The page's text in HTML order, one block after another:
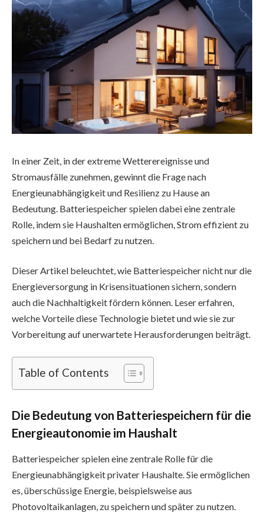
In einer Zeit, in der extreme Wetterereignisse und
Stromausfälle zunehmen, gewinnt die Frage nach
Energieunabhängigkeit und Resilienz zu Hause an
Bedeutung. Batteriespeicher spielen dabei eine zentrale
Rolle, indem sie Haushalten ermöglichen, Strom effizient zu
speichern und bei Bedarf zu nutzen.
Dieser Artikel beleuchtet, wie Batteriespeicher nicht nur die
Energieversorgung in Krisensituationen sichern, sondern
auch die Nachhaltigkeit fördern können. Leser erfahren,
welche Vorteile diese Technologie bietet und wie sie zur
Vorbereitung auf unerwartete Herausforderungen beiträgt.
Table of Contents
Die Bedeutung von Batteriespeichern für die
Energieautonomie im Haushalt
Batteriespeicher spielen eine zentrale Rolle für die
Energieunabhängigkeit privater Haushalte. Sie ermöglichen
es, überschüssige Energie, beispielsweise aus
Photovoltaikanlagen, zu speichern und später zu nutzen.